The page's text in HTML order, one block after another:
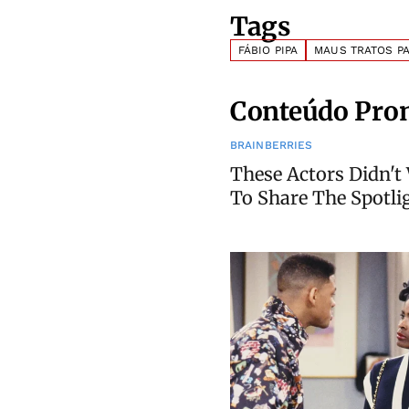
Tags
FÁBIO PIPA MAUS TRATOS